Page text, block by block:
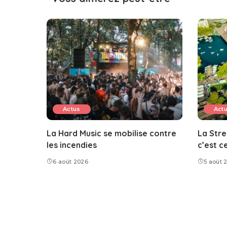
Actus
La Hard Music se mobilise contre
les incendies
6 août 2026
La
c’est
5 août